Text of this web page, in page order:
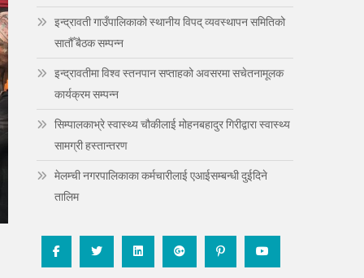
इन्द्रावती गाउँपालिकाको स्थानीय विपद् व्यवस्थापन समितिको
सातौँ बैठक सम्पन्न
इन्द्रावतीमा विश्व स्तनपान सप्ताहको अवसरमा सचेतनामूलक
कार्यक्रम सम्पन्न
सिम्पालकाभ्रे स्वास्थ्य चौकीलाई मोहनबहादुर गिरीद्वारा स्वास्थ्य
सामग्री हस्तान्तरण
मेलम्ची नगरपालिकाका कर्मचारीलाई एआईसम्बन्धी दुईदिने
तालिम